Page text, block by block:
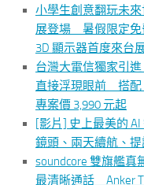
小學生創意翻玩未
展登場 暑假限定免
3D 顯示器首度來台
台灣大電信獨家引
直接浮現眼前 搭配
專案價 3,990 元起
[影片] 史上最美的
鏡頭、兩天續航、提
soundcore 雙旗艦
最清晰通話 Anker